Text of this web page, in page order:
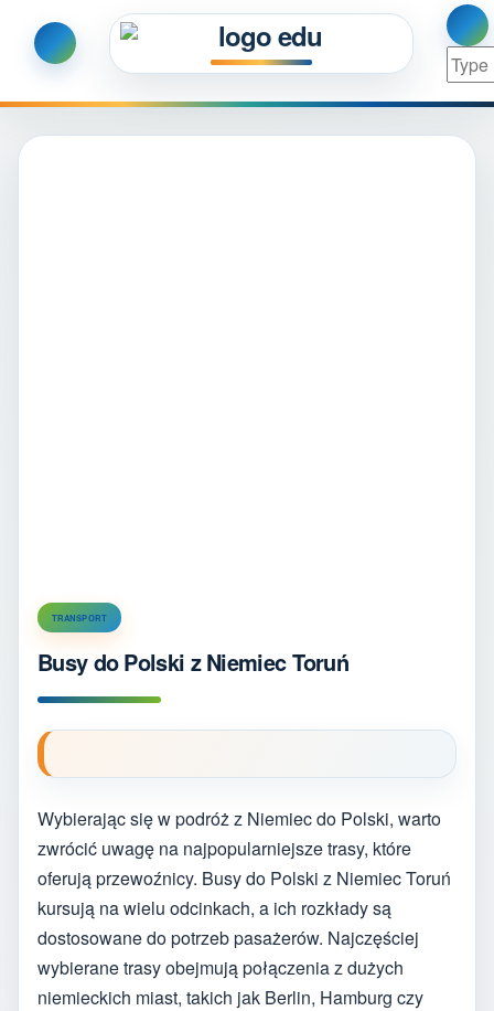
TRANSPORT
Busy do Polski z Niemiec Toruń
Wybierając się w podróż z Niemiec do Polski, warto
zwrócić uwagę na najpopularniejsze trasy, które
oferują przewoźnicy. Busy do Polski z Niemiec Toruń
kursują na wielu odcinkach, a ich rozkłady są
dostosowane do potrzeb pasażerów. Najczęściej
wybierane trasy obejmują połączenia z dużych
niemieckich miast, takich jak Berlin, Hamburg czy